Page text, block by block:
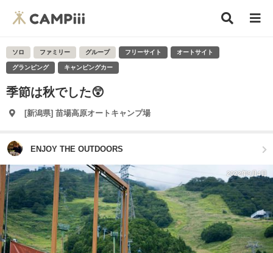
ソロ ファミリー グループ フリーサイト オートサイト
グランピング キャンピングカー
季節は秋でした😲
[新潟県] 苗場高原オートキャンプ場
ENJOY THE OUTDOORS
2022年9月4日